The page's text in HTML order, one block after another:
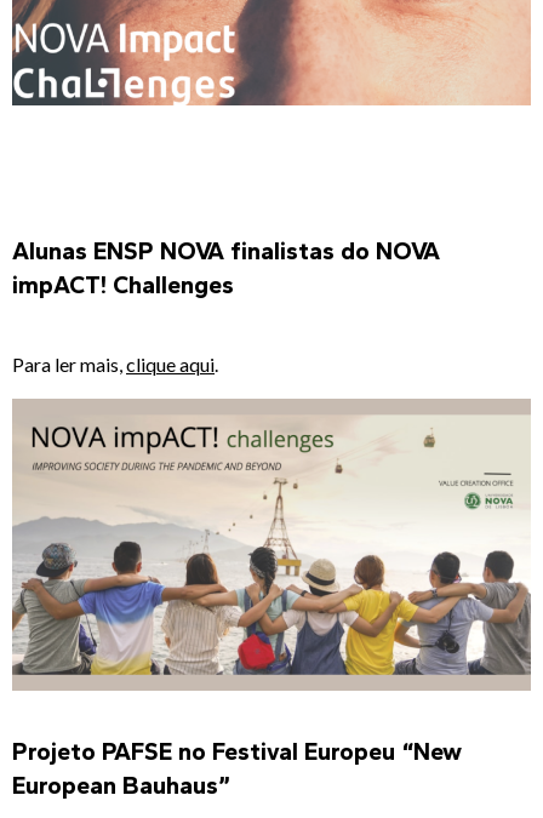
Alunas ENSP NOVA finalistas do NOVA
impACT! Challenges
Para ler mais,clique aqui.
Projeto PAFSE no Festival Europeu “New
European Bauhaus”